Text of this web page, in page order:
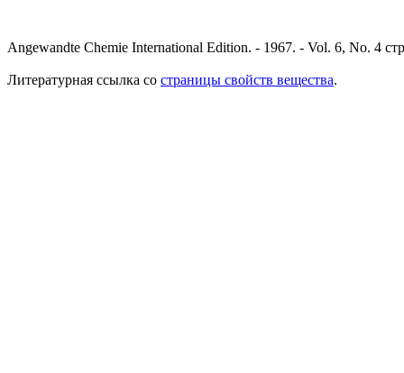
Angewandte Chemie International Edition. - 1967. - Vol. 6, No. 4
Литературная ссылка со страницы свойств вещества.